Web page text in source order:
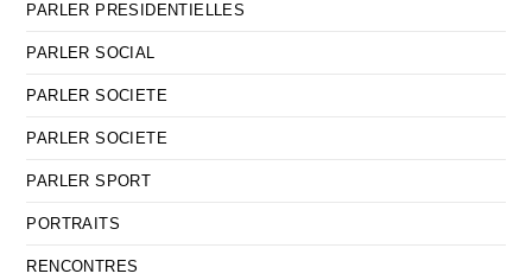
PARLER PRESIDENTIELLES
PARLER SOCIAL
PARLER SOCIETE
PARLER SOCIETE
PARLER SPORT
PORTRAITS
RENCONTRES